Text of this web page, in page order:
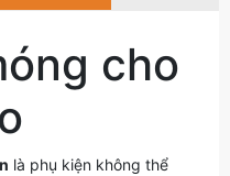
cho
là phụ kiện không thể